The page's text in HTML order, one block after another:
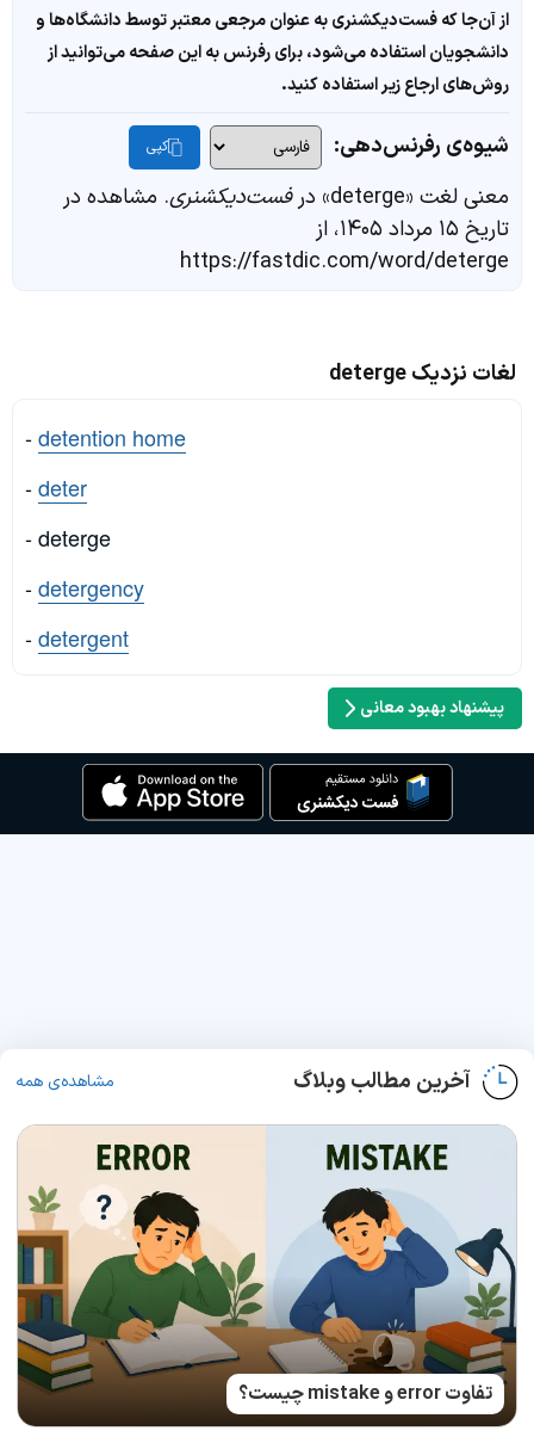
از آن‌جا که فست‌دیکشنری به عنوان مرجعی معتبر توسط دانشگاه‌ها و
دانشجویان استفاده می‌شود، برای رفرنس به این صفحه می‌توانید از
روش‌های ارجاع زیر استفاده کنید.
شیوه‌ی رفرنس‌دهی: کپی
معنی لغت «deterge» در فست‌دیکشنری. مشاهده در
تاریخ ۱۵ مرداد ۱۴۰۵، از
https://fastdic.com/word/deterge
لغات نزدیک deterge
-detention home
-deter
- deterge
-detergency
-detergent
پیشنهاد بهبود معانی
آخرین مطالب وبلاگ مشاهده‌ی همه
تفاوت error و mistake چیست؟